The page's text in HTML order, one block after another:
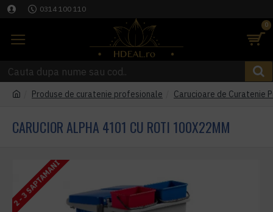
0314 100 110
0
Produse de curatenie profesionale Carucioare de Curatenie
CARUCIOR ALPHA 4101 CU ROTI 100X22MM
2 - 3 SAPTAMANI